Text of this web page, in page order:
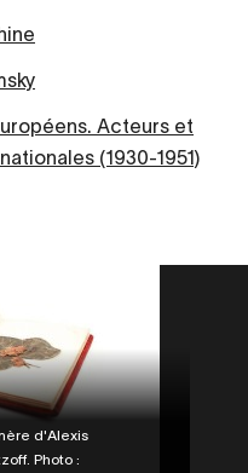
Acteurs et
(1930-1951)
d'Alexis
Photo :